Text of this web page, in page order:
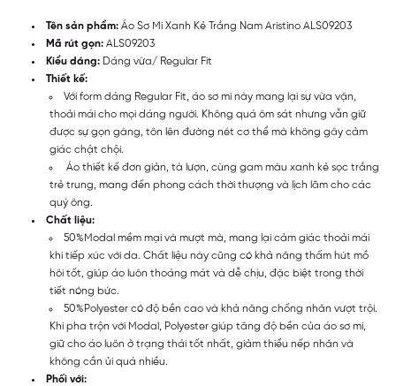
Tên sản phẩm: Áo Sơ Mi Xanh Kẻ Trắng Nam Aristino ALS09203
Mã rút gọn: ALS09203
Kiểu dáng: Dáng vừa/ Regular Fit
Thiết kế:
Với form dáng Regular Fit, áo sơ mi này mang lại sự vừa vặn,
thoải mái cho mọi dáng người. Không quá ôm sát nhưng vẫn giữ
được sự gọn gàng, tôn lên đường nét cơ thể mà không gây cảm
giác chật chội.
Áo thiết kế đơn giản, tà lượn, cùng gam màu xanh kẻ sọc trắng
trẻ trung, mang đến phong cách thời thượng và lịch lãm cho các
quý ông.
Chất liệu:
50%Modal mềm mại và mượt mà, mang lại cảm giác thoải mái
khi tiếp xúc với da. Chất liệu này cũng có khả năng thấm hút mồ
hôi tốt, giúp áo luôn thoáng mát và dễ chịu, đặc biệt trong thời
tiết nóng bức.
50%Polyester có độ bền cao và khả năng chống nhăn vượt trội.
Khi pha trộn với Modal, Polyester giúp tăng độ bền của áo sơ mi,
giữ cho áo luôn ở trạng thái tốt nhất, giảm thiểu nếp nhăn và
không cần ủi quá nhiều.
Phối với: